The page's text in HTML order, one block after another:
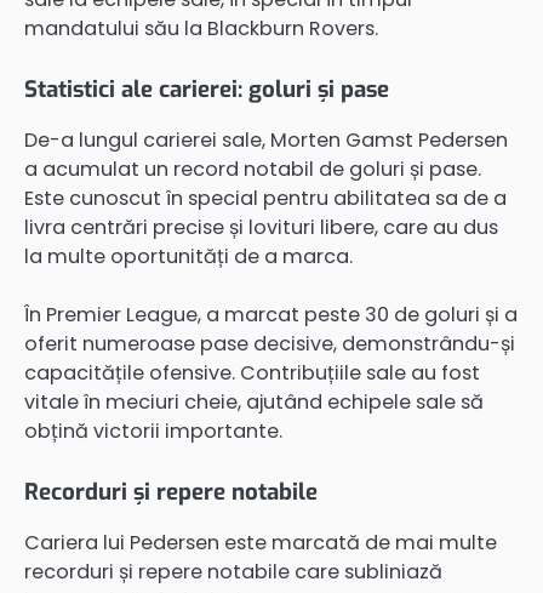
mandatului său la Blackburn Rovers.
Statistici ale carierei: goluri și pase
De-a lungul carierei sale, Morten Gamst Pedersen
a acumulat un record notabil de goluri și pase.
Este cunoscut în special pentru abilitatea sa de a
livra centrări precise și lovituri libere, care au dus
la multe oportunități de a marca.
În Premier League, a marcat peste 30 de goluri și a
oferit numeroase pase decisive, demonstrându-și
capacitățile ofensive. Contribuțiile sale au fost
vitale în meciuri cheie, ajutând echipele sale să
obțină victorii importante.
Recorduri și repere notabile
Cariera lui Pedersen este marcată de mai multe
recorduri și repere notabile care subliniază